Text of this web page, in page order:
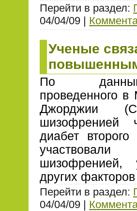
Перейти в раздел:
04/04/09 |
Ученые
По данным
проведенного
Джорджии
шизофренией
диабет
других
Перейти в раздел:
04/04/09 |